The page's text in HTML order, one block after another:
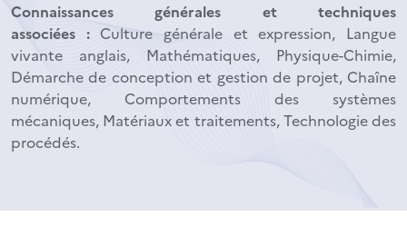
Connaissances générales et techniques
associées : Culture générale et expression, Langue
vivante anglais, Mathématiques, Physique-Chimie,
Démarche de conception et gestion de projet, Chaîne
numérique, Comportements des systèmes
mécaniques, Matériaux et traitements, Technologie des
procédés.